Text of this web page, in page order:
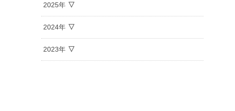
2025年
2024年
2023年